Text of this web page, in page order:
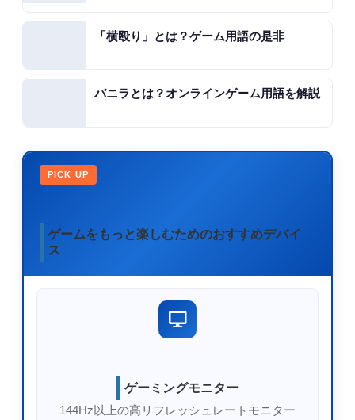
「横殴り」とは？ゲーム用語の是非
バニラとは？オンラインゲーム用語を解説
PICK UP
ゲームをもっと楽しむためのおすすめデバイ
ス
ゲーミングモニター
144Hz以上の高リフレッシュレートモニター